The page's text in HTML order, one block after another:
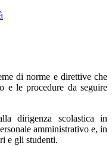
di norme e direttive che
e le procedure da seguire
dirigenza scolastica in
amministrativo e, in
e gli studenti.